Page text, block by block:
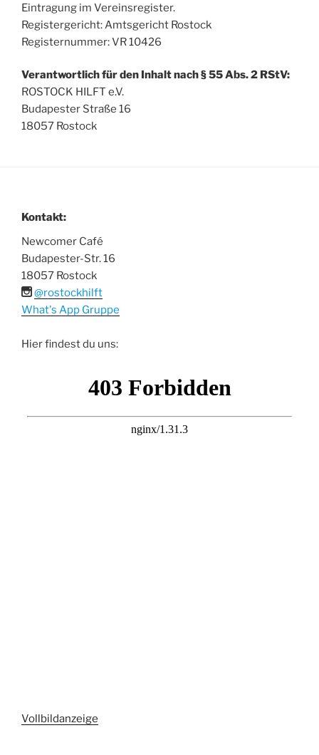
Eintragung im Vereinsregister.
Registergericht: Amtsgericht Rostock
Registernummer: VR 10426
Verantwortlich für den Inhalt nach § 55 Abs. 2 RStV:
ROSTOCK HILFT e.V.
Budapester Straße 16
18057 Rostock
Kontakt:
Newcomer Café
Budapester-Str. 16
18057 Rostock
@rostockhilft
What's App Gruppe
Hier findest du uns:
Vollbildanzeige